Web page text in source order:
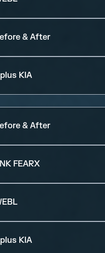
& After
KIA
& After
FEARX
KIA